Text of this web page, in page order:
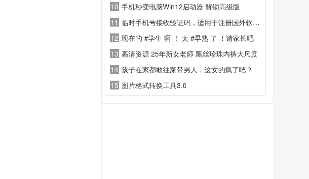
10 手机秒变电脑Win12启动器 解锁高级版
11 临时手机号接收验证码，适用于注册国外软件等场景
12 现在的 #学生 啊 ！ 太 #早熟 了 ！请家长吧
13 高清资源 25年新女老师 黑丝珍珠内裤大尺度
14 孩子在家都敢往家带男人，这女的疯了吧？
15 图片格式转换工具3.0